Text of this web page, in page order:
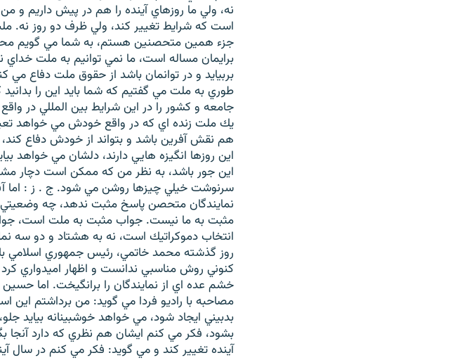
نه، ولي ما روزهاي آينده را هم در پيش داريم و
است كه شرايط تغيير كند، ولي ظرف دو روز نه.
جزء همين متحصنين هستم، به شما مي گويم
برايمان مساله است، ما نمي توانيم به ملت خداي
بربيايد و در توانمان باشد از حقوق ملت دفاع
طوري به ملت مي گفتيم كه شما بايد اين را
جامعه و كشور را در اين شرايط بين المللي در
يك ملت زنده اي كه در واقع خودش مي خواهد
هم نقش آفرين باشد و بتواند از خودش دفاع
اين روزها انگيزه هايي دارند، دلشان مي خواهد
اين جور باشد، به نظر من كه ممكن است دچار
سرنوشت خيلي چيزها روشن مي شود. ج . ز : اما
نمايندگان متحصن پاسخ مثبت ندهد، چه
مثبت به ما نيست. جواب مثبت به ملت است،
انتخاب دموكراتيك است، نه به هشتاد و دو سه
روز گذشته محمد خاتمي، رئيس جمهوري اسلامي با
كنوني روش مناسبي ندانست و اظهار اميدواري كرد
خشم عده اي از نمايندگان را برانگيخت. اما
مصاحبه با راديو فردا مي گويد: من برداشتم
بدبيني ايجاد شود، مي خواهد خوشبينانه بيايد
بشود، فكر مي كنم ايشان هم نظري كه دارد
آينده تغيير كند و مي گويد: فكر مي كنم در